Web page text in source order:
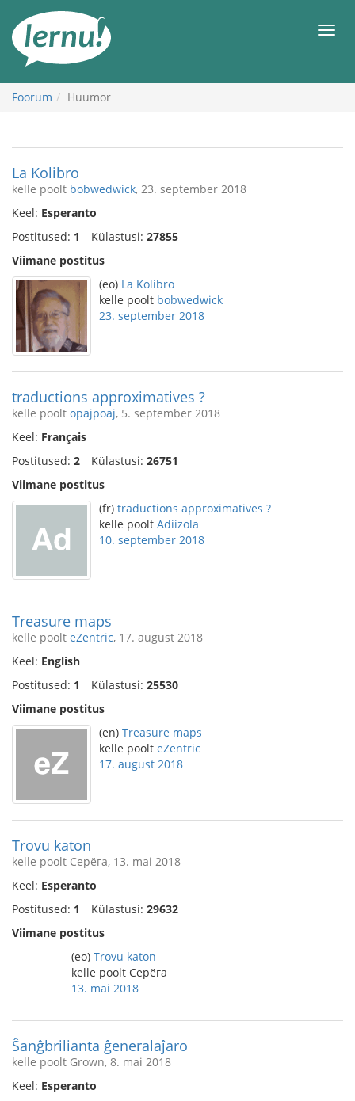
juurde
Foorum Huumor
La Kolibro
kelle poolt bobwedwick, 23. september 2018
Keel: Esperanto
Postitused: 1 Külastusi: 27855
Viimane postitus
(eo) La Kolibro
kelle poolt bobwedwick
23. september 2018
traductions approximatives ?
kelle poolt opajpoaj, 5. september 2018
Keel: Français
Postitused: 2 Külastusi: 26751
Viimane postitus
(fr) traductions approximatives ?
kelle poolt Adiizola
10. september 2018
Treasure maps
kelle poolt eZentric, 17. august 2018
Keel: English
Postitused: 1 Külastusi: 25530
Viimane postitus
(en) Treasure maps
kelle poolt eZentric
17. august 2018
Trovu katon
kelle poolt Серёга, 13. mai 2018
Keel: Esperanto
Postitused: 1 Külastusi: 29632
Viimane postitus
(eo) Trovu katon
kelle poolt Серёга
13. mai 2018
Ŝanĝbrilianta ĝeneralaĵaro
kelle poolt Grown, 8. mai 2018
Keel: Esperanto